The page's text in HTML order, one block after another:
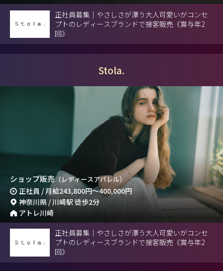
正社員募集｜やさしさが漂う大人可愛いがコンセ
プトのレディースブランドで接客販売《賞与年2
回》
Stola.
ショップ販売（レディースアパレル）
正社員 / 月給243,800円～400,000円
神奈川県 / 川崎駅 徒歩2分
アトレ川崎
正社員募集｜やさしさが漂う大人可愛いがコンセ
プトのレディースブランドで接客販売《賞与年2
回》